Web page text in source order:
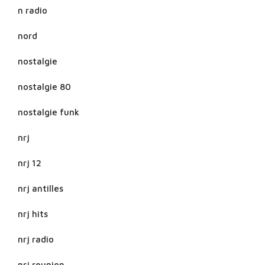
n radio
nord
nostalgie
nostalgie 80
nostalgie funk
nrj
nrj 12
nrj antilles
nrj hits
nrj radio